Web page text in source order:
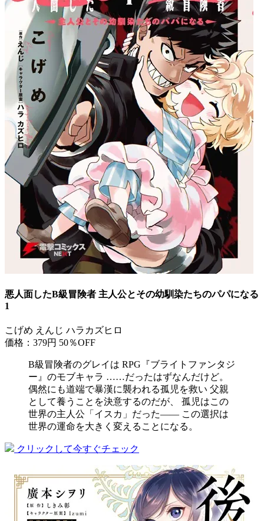
悪人面したB級冒険者 主人公とその幼馴染たちのパパになる
1
こげめ えんじ ハラカズヒロ
価格：379円 50％OFF
B級冒険者のグレイは RPG『ブライトファンタジ
ー』のモブキャラ ……だったはずなんだけど。
偶然にも道端で暴漢に襲われる孤児を救い 父親
として養うことを決意するのだが、 孤児はこの
世界の主人公「イスカ」だった―― この選択は
世界の運命を大きく変えることになる。
クリックして今すぐチェック